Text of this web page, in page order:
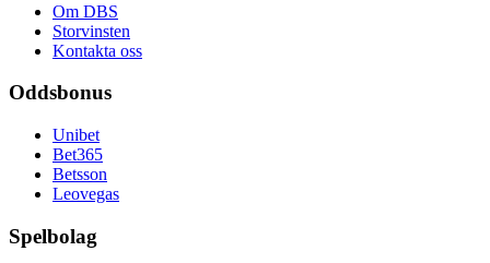
Om DBS
Storvinsten
Kontakta oss
Oddsbonus
Unibet
Bet365
Betsson
Leovegas
Spelbolag